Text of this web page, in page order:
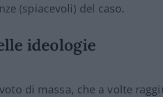
(spiacevoli) del caso.
ideologie
di massa, che a volte